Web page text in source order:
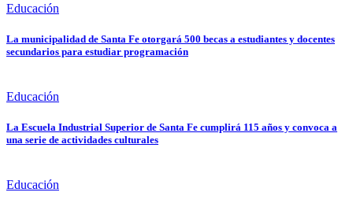
Educación
La municipalidad de Santa Fe otorgará 500 becas a estudiantes y docentes
secundarios para estudiar programación
Educación
La Escuela Industrial Superior de Santa Fe cumplirá 115 años y convoca a
una serie de actividades culturales
Educación